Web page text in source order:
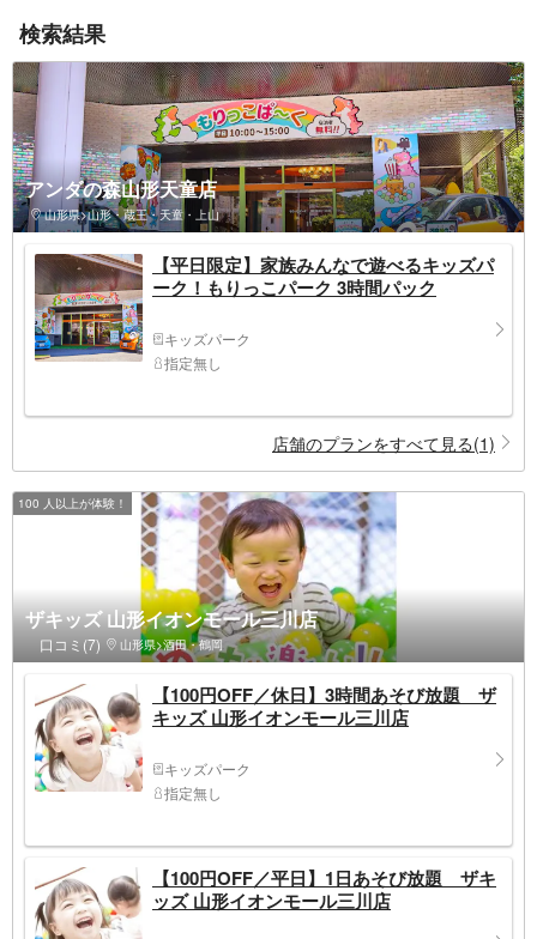
検索結果
アンダの森山形天童店
山形県>山形・蔵王・天童・上山
【平日限定】家族みんなで遊べるキッズパ
ーク！もりっこパーク 3時間パック
キッズパーク
指定無し
店舗のプランをすべて見る(1)
100 人以上が体験！
ザキッズ 山形イオンモール三川店
口コミ(7) 山形県>酒田・鶴岡
【100円OFF／休日】3時間あそび放題 ザ
キッズ 山形イオンモール三川店
キッズパーク
指定無し
【100円OFF／平日】1日あそび放題 ザキ
ッズ 山形イオンモール三川店